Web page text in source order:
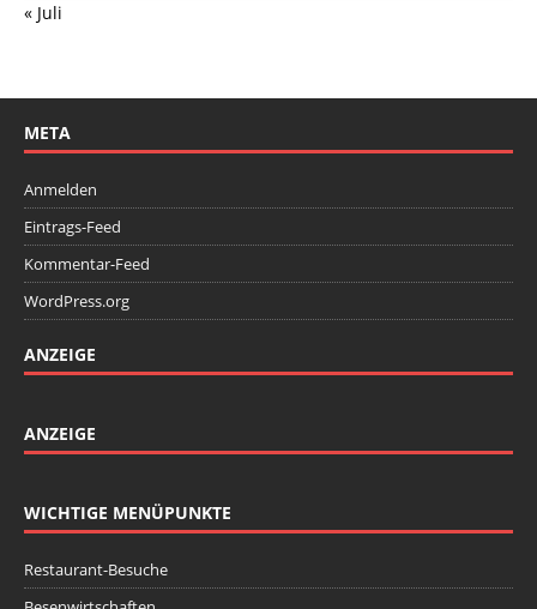
« Juli
META
Anmelden
Eintrags-Feed
Kommentar-Feed
WordPress.org
ANZEIGE
ANZEIGE
WICHTIGE MENÜPUNKTE
Restaurant-Besuche